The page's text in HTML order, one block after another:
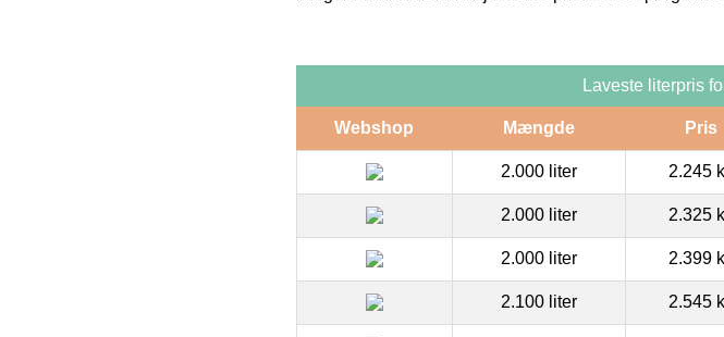
Laveste literpris
Webshop Mængde Pris
2.000 liter 2.245
2.000 liter 2.325
2.000 liter 2.399
2.100 liter 2.545